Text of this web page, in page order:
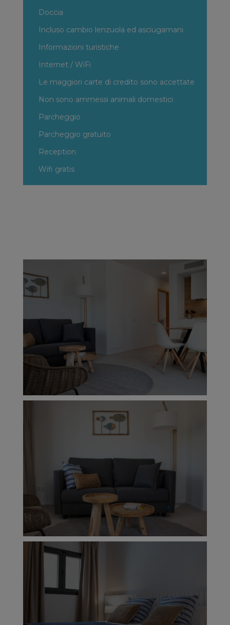
Doccia
Incluso cambio lenzuola ed asciugamani
Informazioni turistiche
Internet / WiFi
Le maggiori carte di credito sono accettate
Non sono ammessi animali domestici
Parcheggio
Parcheggio gratuito
Reception
Wifi gratis